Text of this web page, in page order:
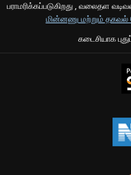
பராமரிக்கப்படுகிறது , வலைதள
மின்னணு மற்றும்
கடைசியாக